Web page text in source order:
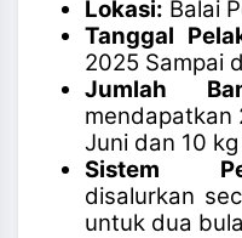
Lokasi: Balai
Tanggal
2025 Sampai
Jumlah
mendapatkan
Juni dan 10
Sistem
disalurkan
untuk dua